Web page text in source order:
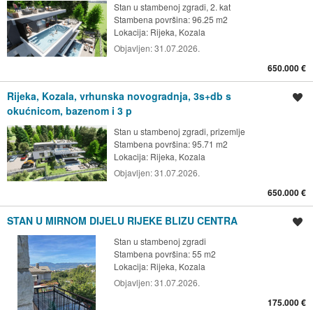
Stan u stambenoj zgradi, 2. kat
Stambena površina: 96.25 m2
Lokacija: Rijeka, Kozala
Objavljen:31.07.2026.
650.000 €
Rijeka, Kozala, vrhunska novogradnja, 3s+db s
okućnicom, bazenom i 3 p
Stan u stambenoj zgradi, prizemlje
Stambena površina: 95.71 m2
Lokacija: Rijeka, Kozala
Objavljen:31.07.2026.
650.000 €
STAN U MIRNOM DIJELU RIJEKE BLIZU CENTRA
Stan u stambenoj zgradi
Stambena površina: 55 m2
Lokacija: Rijeka, Kozala
Objavljen:31.07.2026.
175.000 €